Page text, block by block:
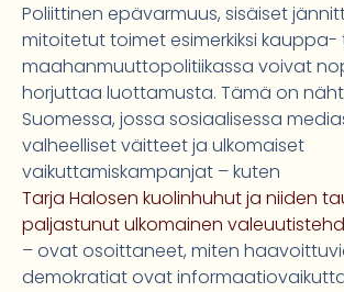
Poliittinen epävarmuus, sisäiset
mitoitetut toimet esimerkiksi kauppa-
maahanmuuttopolitiikassa voivat
horjuttaa luottamusta. Tämä on
Suomessa, jossa sosiaalisessa
valheelliset väitteet ja ulkomaiset
vaikuttamiskampanjat – kuten
Tarja Halosen kuolinhuhut ja niiden
paljastunut ulkomainen
– ovat osoittaneet, miten
demokratiat ovat